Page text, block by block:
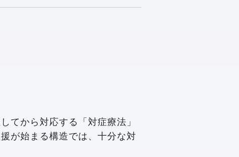
てから対応する「対症療法」
が始まる構造では、十分な対